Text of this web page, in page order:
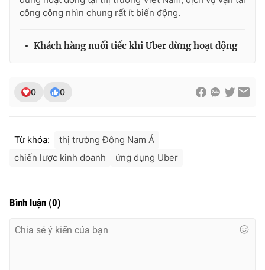
Cơ quan chủ quản:
Đài Truyền hình Việt Nam
Cơ quan báo chí:
Thời báo VTV
Tổng Biên tập:
Phó Tổng Biên tập:Nguyễn Thị Mỹ Hạnh, Phạm Quốc Thắng,
Nguyễn Trọng Ninh
công cộng nhìn chung rất ít biến động.
Khách hàng nuối tiếc khi Uber dừng hoạt động
0 0
Từ khóa:
thị trường Đông Nam Á
chiến lược kinh doanh
ứng dụng Uber
Bình luận (0)